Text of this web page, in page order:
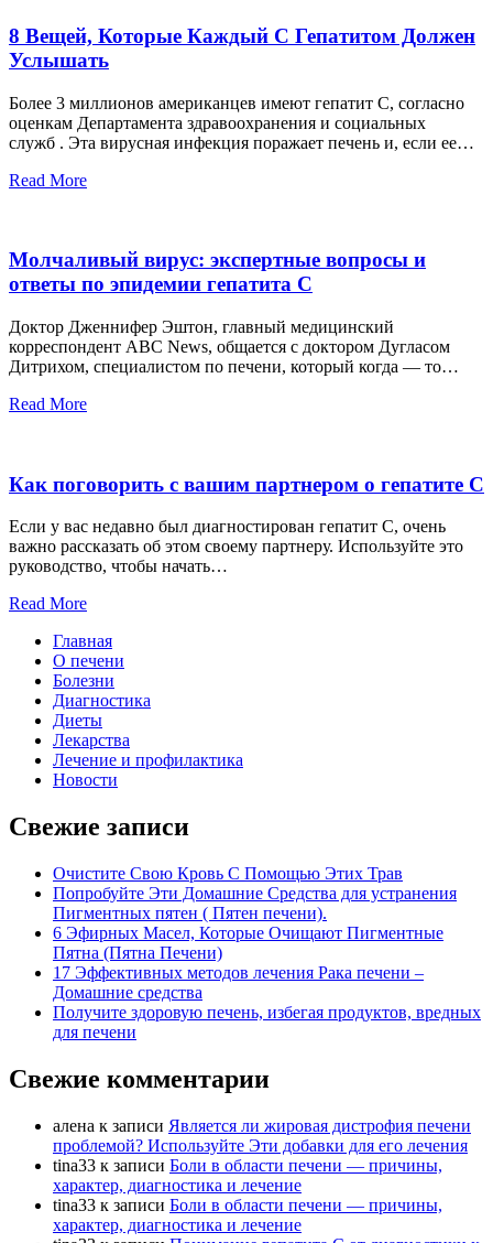
8 Вещей, Которые Каждый С Гепатитом Должен
Услышать
Более 3 миллионов американцев имеют гепатит С, согласно
оценкам Департамента здравоохранения и социальных
служб . Эта вирусная инфекция поражает печень и, если ее…
Read More
Молчаливый вирус: экспертные вопросы и
ответы по эпидемии гепатита С
Доктор Дженнифер Эштон, главный медицинский
корреспондент ABC News, общается с доктором Дугласом
Дитрихом, специалистом по печени, который когда — то…
Read More
Как поговорить с вашим партнером о гепатите С
Если у вас недавно был диагностирован гепатит С, очень
важно рассказать об этом своему партнеру. Используйте это
руководство, чтобы начать…
Read More
Главная
О печени
Болезни
Диагностика
Диеты
Лекарства
Лечение и профилактика
Новости
Свежие записи
Очистите Свою Кровь С Помощью Этих Трав
Попробуйте Эти Домашние Средства для устранения
Пигментных пятен ( Пятен печени).
6 Эфирных Масел, Которые Очищают Пигментные
Пятна (Пятна Печени)
17 Эффективных методов лечения Рака печени –
Домашние средства
Получите здоровую печень, избегая продуктов, вредных
для печени
Свежие комментарии
алена к записи Является ли жировая дистрофия печени
проблемой? Используйте Эти добавки для его лечения
tina33 к записи Боли в области печени — причины,
характер, диагностика и лечение
tina33 к записи Боли в области печени — причины,
характер, диагностика и лечение